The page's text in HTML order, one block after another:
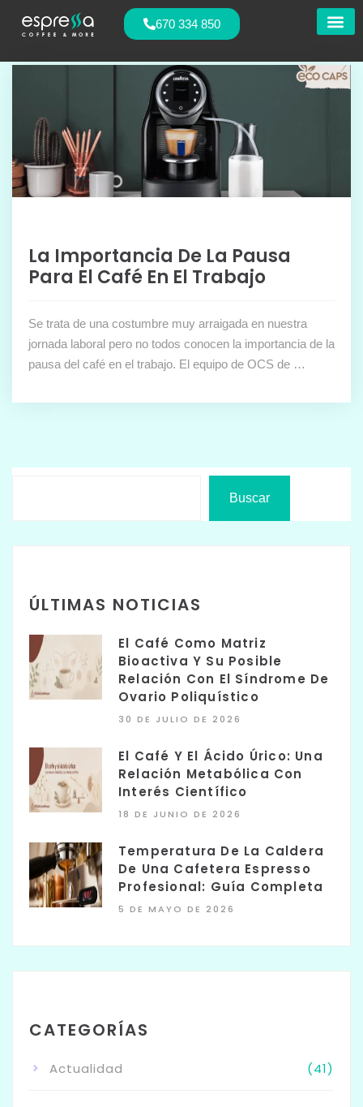
670 334 850
La Importancia De La Pausa
Para El Café En El Trabajo
Se trata de una costumbre muy arraigada en nuestra
jornada laboral pero no todos conocen la importancia de la
pausa del café en el trabajo. El equipo de OCS de …
Buscar
ÚLTIMAS NOTICIAS
El Café Como Matriz
Bioactiva Y Su Posible
Relación Con El Síndrome De
Ovario Poliquístico
30 DE JULIO DE 2026
El Café Y El Ácido Úrico: Una
Relación Metabólica Con
Interés Científico
18 DE JUNIO DE 2026
Temperatura De La Caldera
De Una Cafetera Espresso
Profesional: Guía Completa
5 DE MAYO DE 2026
CATEGORÍAS
Actualidad (41)